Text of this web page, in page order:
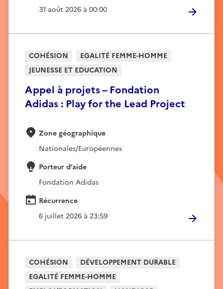
31 août 2026 à 00:00
Appel à projets – Fondation
Adidas : Play for the Lead Project
COHÉSION
EGALITÉ FEMME-HOMME
JEUNESSE ET EDUCATION
Zone géographique
Nationales/Européennes
Porteur d’aide
Fondation Adidas
Récurrence
6 juillet 2026 à 23:59
COHÉSION
DÉVELOPPEMENT DURABLE
EGALITÉ FEMME-HOMME